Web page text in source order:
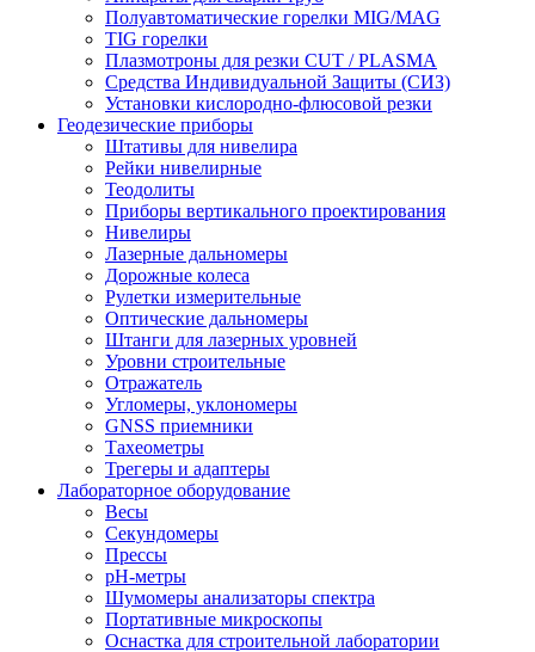
Полуавтоматические горелки MIG/MAG
TIG горелки
Плазмотроны для резки CUT / PLASMA
Средства Индивидуальной Защиты (СИЗ)
Установки кислородно-флюсовой резки
Геодезические приборы
Штативы для нивелира
Рейки нивелирные
Теодолиты
Приборы вертикального проектирования
Нивелиры
Лазерные дальномеры
Дорожные колеса
Рулетки измерительные
Оптические дальномеры
Штанги для лазерных уровней
Уровни строительные
Отражатель
Угломеры, уклономеры
GNSS приемники
Тахеометры
Трегеры и адаптеры
Лабораторное оборудование
Весы
Секундомеры
Прессы
pH-метры
Шумомеры анализаторы спектра
Портативные микроскопы
Оснастка для строительной лаборатории